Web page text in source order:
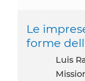
Le
forme
Luis Razeto Migliaro, EMI - Editrice